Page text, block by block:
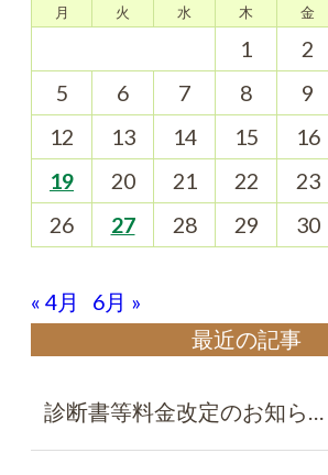
月 火 水 木 金
1 2
5
6 7 8 9
12
13 14 15 16
19
20 21 22 23
26
27 28 29 30
« 4月
6月 »
最近の記事
診断書等料金改定のお知ら…